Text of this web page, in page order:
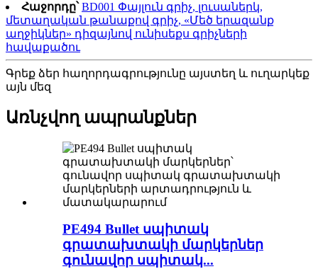
Հաջորդը՝ BD001 Փայլուն գրիչ, լուսաներկ,
մետաղական թանաքով գրիչ, «Մեծ երազանք
աղջիկներ» դիզայնով ունիսեքս գրիչների
հավաքածու
Գրեք ձեր հաղորդագրությունը այստեղ և ուղարկեք
այն մեզ
Առնչվող ապրանքներ
PE494 Bullet սպիտակ
գրատախտակի մարկերներ
գունավոր սպիտակ...